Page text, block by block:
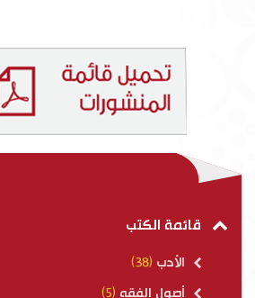
قائمة الكتب
الأدب (38)
أصول الفقه (5)